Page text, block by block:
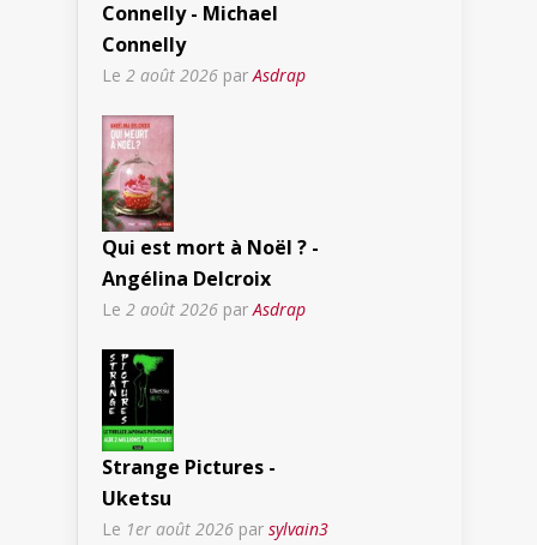
Connelly - Michael
Connelly
Le 2 août 2026 parAsdrap
Qui est mort à Noël ? -
Angélina Delcroix
Le 2 août 2026 par Asdrap
Strange Pictures -
Uketsu
Le 1er août 2026 par sylvain3